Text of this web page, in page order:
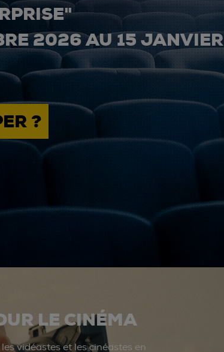
2026 AU 15 JANVIER
?
LE CINÉMA
vidéastes et les cinéastes en